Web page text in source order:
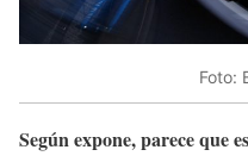
Foto:
Según expone, parece que